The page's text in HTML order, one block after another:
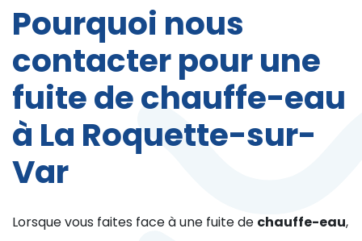
Pourquoi nous
contacter pour une
fuite de chauffe-eau
à La Roquette-sur-
Var
Lorsque vous faites face à une fuite de chauffe-eau,